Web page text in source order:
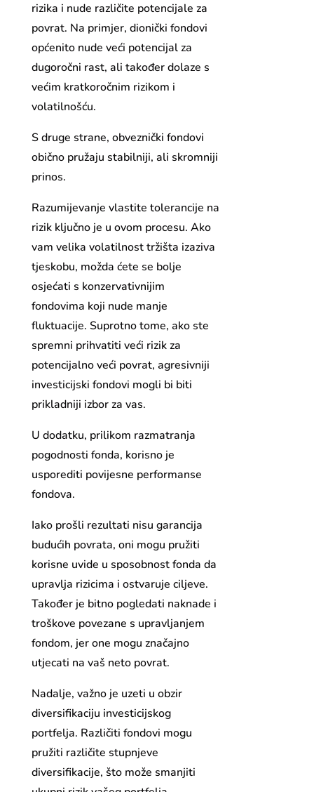
rizika i nude različite potencijale za
povrat. Na primjer, dionički fondovi
općenito nude veći potencijal za
dugoročni rast, ali također dolaze s
većim kratkoročnim rizikom i
volatilnošću.
S druge strane, obveznički fondovi
obično pružaju stabilniji, ali skromniji
prinos.
Razumijevanje vlastite tolerancije na
rizik ključno je u ovom procesu. Ako
vam velika volatilnost tržišta izaziva
tjeskobu, možda ćete se bolje
osjećati s konzervativnijim
fondovima koji nude manje
fluktuacije. Suprotno tome, ako ste
spremni prihvatiti veći rizik za
potencijalno veći povrat, agresivniji
investicijski fondovi mogli bi biti
prikladniji izbor za vas.
U dodatku, prilikom razmatranja
pogodnosti fonda, korisno je
usporediti povijesne performanse
fondova.
Iako prošli rezultati nisu garancija
budućih povrata, oni mogu pružiti
korisne uvide u sposobnost fonda da
upravlja rizicima i ostvaruje ciljeve.
Također je bitno pogledati naknade i
troškove povezane s upravljanjem
fondom, jer one mogu značajno
utjecati na vaš neto povrat.
Nadalje, važno je uzeti u obzir
diversifikaciju investicijskog
portfelja. Različiti fondovi mogu
pružiti različite stupnjeve
diversifikacije, što može smanjiti